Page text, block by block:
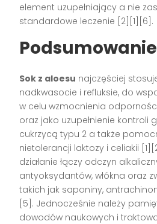
element uzupełniający a nie
standardowe leczenie [2][1][6].
Podsumowanie
Sok z aloesu najczęściej
nadkwasocie i refluksie, do
w celu wzmocnienia
oraz jako uzupełnienie kontroli
cukrzycą typu 2 a także
nietolerancji laktozy i celiakii
działanie łączy odczyn
antyoksydantów, włókna oraz
takich jak saponiny,
[5]. Jednocześnie należy
dowodów naukowych i